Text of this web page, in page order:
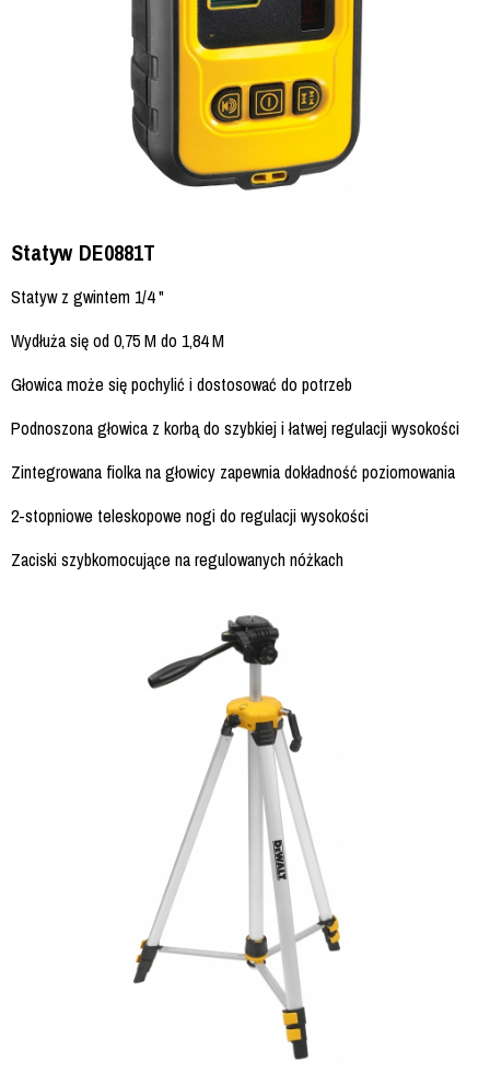
Statyw DE0881T
Statyw z gwintem 1/4 "
Wydłuża się od 0,75 M do 1,84 M
Głowica może się pochylić i dostosować do potrzeb
Podnoszona głowica z korbą do szybkiej i łatwej regulacji wysokości
Zintegrowana fiolka na głowicy zapewnia dokładność poziomowania
2-stopniowe teleskopowe nogi do regulacji wysokości
Zaciski szybkomocujące na regulowanych nóżkach